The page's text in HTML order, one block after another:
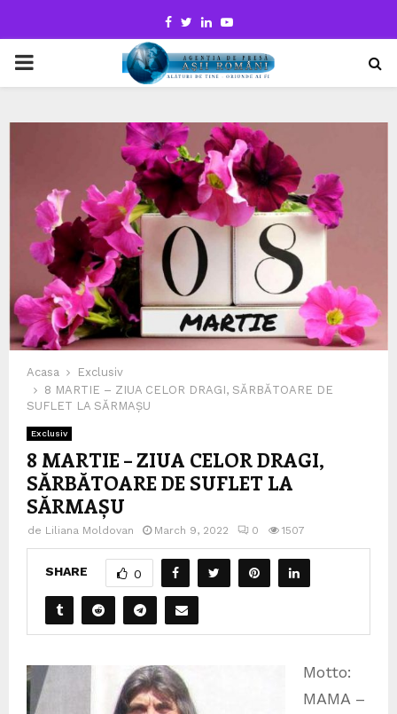
Facebook
TwitterLinkedinYoutube
PRIMARY
Acasa
Exclusiv
8 MARTIE – ZIUA CELOR DRAGI, SĂRBĂTOARE DE
SUFLET LA SĂRMAȘU
Exclusiv
8 MARTIE – ZIUA CELOR DRAGI,
SĂRBĂTOARE DE SUFLET LA
SĂRMAȘU
de Liliana Moldovan March 9, 2022 0 1507
SHARE 0
Motto:
MAMA –